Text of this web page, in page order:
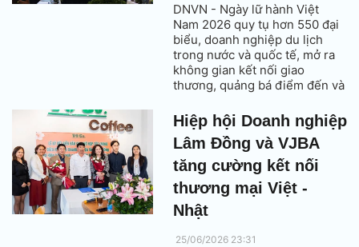
DNVN - Ngày lữ hành Việt
Nam 2026 quy tụ hơn 550 đại
biểu, doanh nghiệp du lịch
trong nước và quốc tế, mở ra
không gian kết nối giao
thương, quảng bá điểm đến và
Lai. Tập đoàn FLC đồng hành
với vai trò nhà tài trợ chính.
Hiệp hội Doanh nghiệp
Lâm Đồng và VJBA
tăng cường kết nối
thương mại Việt -
Nhật
25/06/2026 23:31